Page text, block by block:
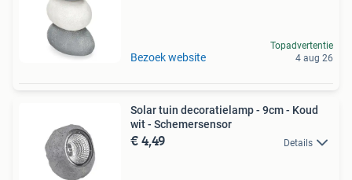
Bezoek website
Topadvertentie
4 aug 26
Solar tuin decoratielamp - 9cm - Koud
wit - Schemersensor
€ 4,49 Details